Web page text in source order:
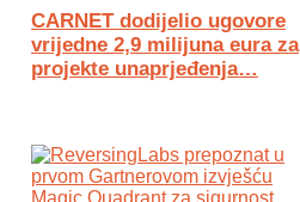
CARNET dodijelio ugovore
vrijedne 2,9 milijuna eura za
projekte unaprjeđenja…